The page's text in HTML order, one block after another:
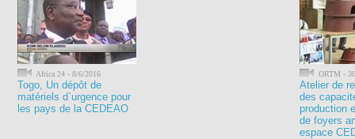
Africa 24 - 8/6/2016
Togo, Un dépôt de
matériels d`urgence pour
les pays de la CEDEAO
ORTM -
Atelier de
des
production
de foyers
espace